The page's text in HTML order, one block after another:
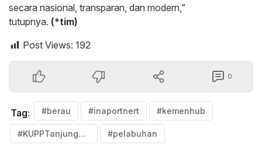
secara nasional, transparan, dan modern,”
tutupnya. (*tim)
Post Views: 192
0
Tag: #berau #inaportnert #kemenhub
#KUPPTanjungRedeb #pelabuhan